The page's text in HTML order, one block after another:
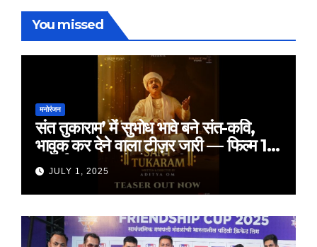
You missed
मनोरंजन
संत तुकाराम’ में सुभोध भावे बने संत-कवि,
भावुक कर देने वाला टीज़र जारी — फिल्म 18
जुलाई 2025 को होगी रिलीज़
JULY 1, 2025